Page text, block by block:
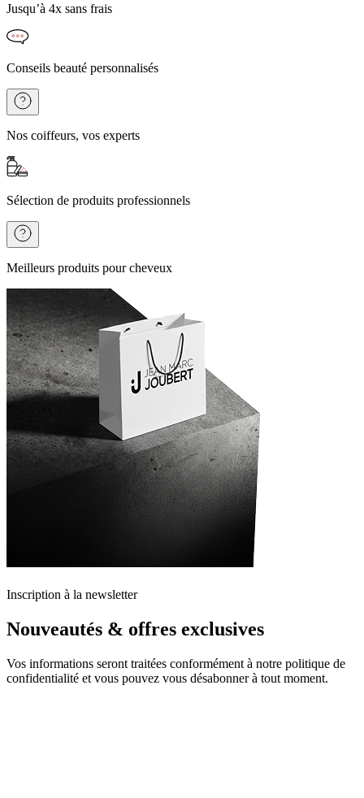
Jusqu’à 4x sans frais
Conseils beauté personnalisés
Nos coiffeurs, vos experts
Sélection de produits professionnels
Meilleurs produits pour cheveux
Inscription à la newsletter
Nouveautés & offres exclusives
Vos informations seront traitées conformément à notre politique de
confidentialité et vous pouvez vous désabonner à tout moment.